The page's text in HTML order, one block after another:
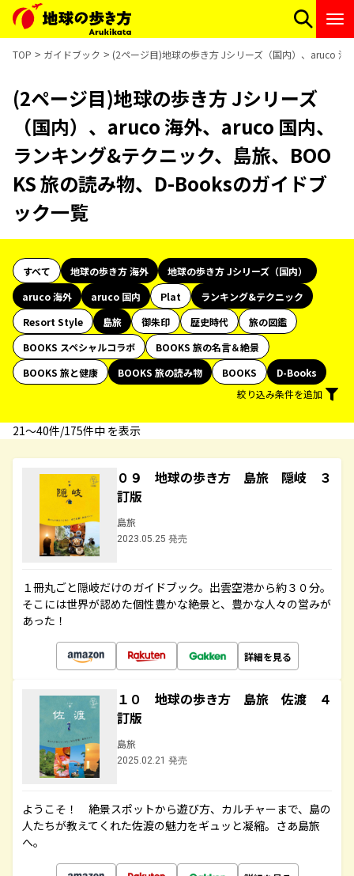
TOP ガイドブック (2ページ目)地球の歩き方 Jシリーズ（国内）、aruco
(2ページ目)地球の歩き方 Jシリーズ
（国内）、aruco 海外、aruco 国内、
ランキング&テクニック、島旅、BOO
KS 旅の読み物、D-Booksのガイドブ
ック一覧
すべて 地球の歩き方 海外
地球の歩き方 Jシリーズ（国内）
aruco 海外
aruco 国内 Plat
ランキング&テクニック
Resort Style
島旅 御朱印 歴史時代
旅の図鑑
BOOKS スペシャルコラボ
BOOKS 旅の名言＆絶景
BOOKS 旅と健康
BOOKS 旅の読み物 BOOKS
D-Books
絞り込み条件を追加
21〜40件/175件中 を表示
０９ 地球の歩き方 島旅 隠岐 ３
訂版
島旅
2023.05.25 発売
１冊丸ごと隠岐だけのガイドブック。出雲空港から約３０分。
そこには世界が認めた個性豊かな絶景と、豊かな人々の営みが
あった！
詳細を見る
１０ 地球の歩き方 島旅 佐渡 ４
訂版
島旅
2025.02.21 発売
ようこそ！ 絶景スポットから遊び方、カルチャーまで、島の
人たちが教えてくれた佐渡の魅力をギュッと凝縮。さあ島旅
へ。